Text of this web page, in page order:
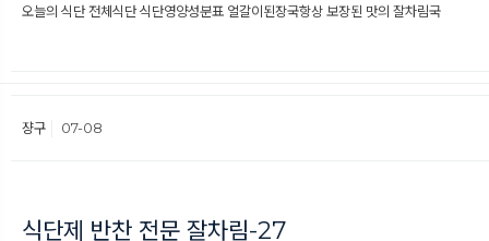
오늘의 식단 전체식단 식단영양성분표 얼갈이된장국항상 보장된 맛의 잘차림국
쟝구 07-08
식단제 반찬 전문 잘차림-27